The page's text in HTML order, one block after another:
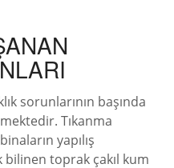
sorunlarının başında
Tıkanma
yapılış
toprak çakıl kum